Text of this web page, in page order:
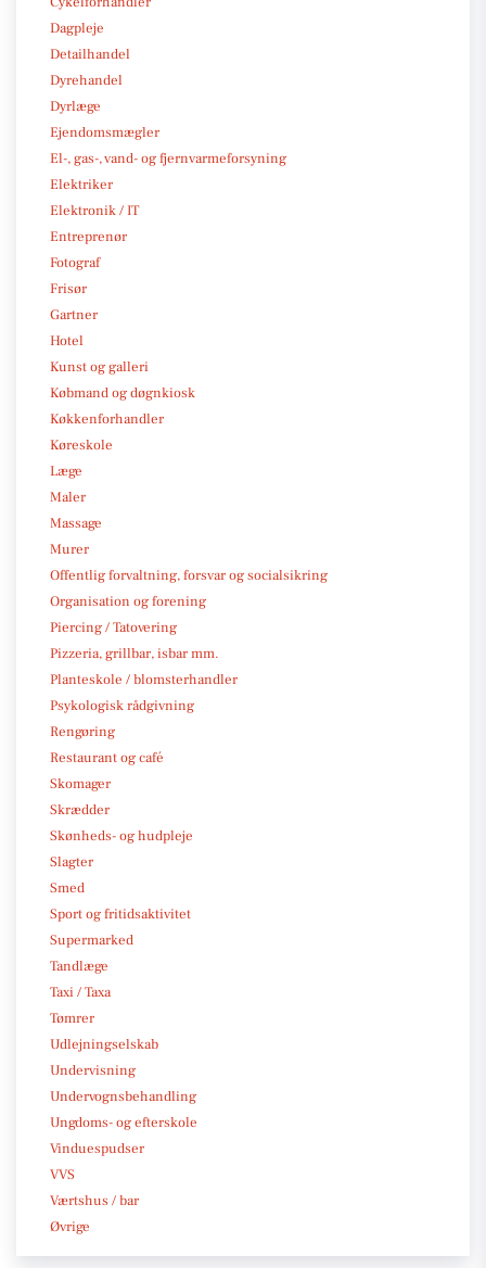
Dagpleje
Detailhandel
Dyrehandel
Dyrlæge
Ejendomsmægler
El-, gas-, vand- og fjernvarmeforsyning
Elektriker
Elektronik / IT
Entreprenør
Fotograf
Frisør
Gartner
Hotel
Kunst og galleri
Købmand og døgnkiosk
Køkkenforhandler
Køreskole
Læge
Maler
Massage
Murer
Offentlig forvaltning, forsvar og socialsikring
Organisation og forening
Piercing / Tatovering
Pizzeria, grillbar, isbar mm.
Planteskole / blomsterhandler
Psykologisk rådgivning
Rengøring
Restaurant og café
Skomager
Skrædder
Skønheds- og hudpleje
Slagter
Smed
Sport og fritidsaktivitet
Supermarked
Tandlæge
Taxi / Taxa
Tømrer
Udlejningselskab
Undervisning
Undervognsbehandling
Ungdoms- og efterskole
Vinduespudser
VVS
Værtshus / bar
Øvrige